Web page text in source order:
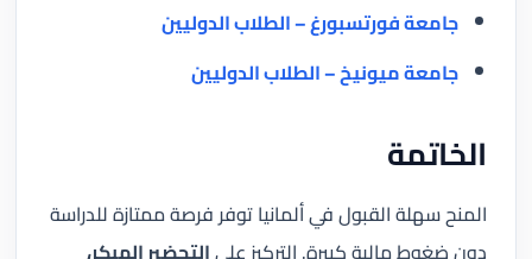
جامعة فورتسبورغ – الطلاب الدوليين
جامعة ميونيخ – الطلاب الدوليين
الخاتمة
المنح سهلة القبول في ألمانيا توفر فرصة ممتازة للدراسة